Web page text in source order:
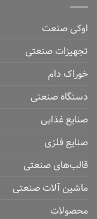
اوکی صنعت
تجهیزات صنعتی
خوراک دام
دستگاه صنعتی
صنایع غذایی
صنایع فلزی
قالب‌های صنعتی
ماشین آلات صنعتی
محصولات